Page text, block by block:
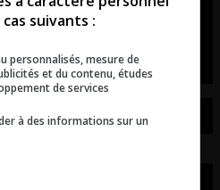
du unity électro fest
suivants :
personnalisés, mesure de
et du contenu, études
de services
à des informations sur un